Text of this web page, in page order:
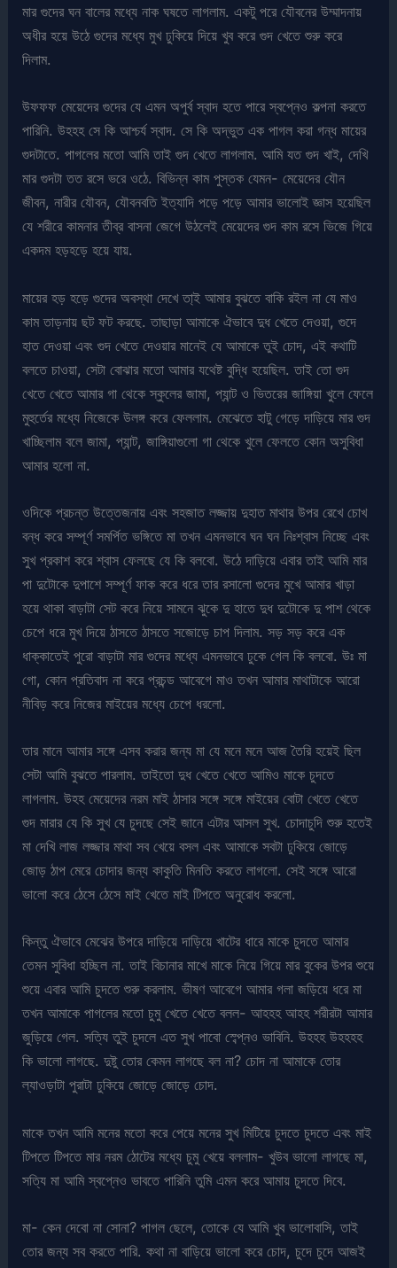
মার গুদের ঘন বালের মধ্যে নাক ঘষতে লাগলাম. একটু পরে যৌবনের উম্মাদনায়
অধীর হয়ে উঠে গুদের মধ্যে মুখ ঢুকিয়ে দিয়ে খুব করে গুদ খেতে শুরু করে
দিলাম.
উফফফ মেয়েদের গুদের যে এমন অপুর্ব স্বাদ হতে পারে স্বপ্নেও কল্পনা করতে
পারিনি. উহহহ সে কি আশ্চর্য স্বাদ. সে কি অদ্ভুত এক পাগল করা গন্ধ মায়ের
গুদটাতে. পাগলের মতো আমি তাই গুদ খেতে লাগলাম. আমি যত গুদ খাই, দেখি
মার গুদটা তত রসে ভরে ওঠে. বিভিন্ন কাম পুস্তক যেমন- মেয়েদের যৌন
জীবন, নারীর যৌবন, যৌবনবতি ইত্যাদি পড়ে পড়ে আমার ভালোই জ্ঞাস হয়েছিল
যে শরীরে কামনার তীব্র বাসনা জেগে উঠলেই মেয়েদের গুদ কাম রসে ভিজে গিয়ে
একদম হড়হড়ে হয়ে যায়.
মায়ের হড় হড়ে গুদের অবস্থা দেখে তা্ই আমার বুঝতে বাকি রইল না যে মাও
কাম তাড়নায় ছট ফট করছে. তাছাড়া আমাকে ঐভাবে দুধ খেতে দেওয়া, গুদে
হাত দেওয়া এবং গুদ খেতে দেওয়ার মানেই যে আমাকে তুই চোদ, এই কথাটি
বলতে চাওয়া, সেটা বোঝার মতো আমার যথেষ্ট বুদ্ধি হয়েছিল. তাই তো গুদ
খেতে খেতে আমার গা থেকে স্কুলের জামা, প্যান্ট ও ভিতরের জাঙ্গিয়া খুলে ফেলে
মুহুর্তের মধ্যে নিজেকে উলঙ্গ করে ফেললাম. মেঝেতে হাটু গেড়ে দাড়িয়ে মার গুদ
খাচ্ছিলাম বলে জামা, প্যান্ট, জাঙ্গিয়াগুলো গা থেকে খুলে ফেলতে কোন অসুবিধা
আমার হলো না.
ওদিকে প্রচন্ত উত্তেজনায় এবং সহজাত লজ্জায় দুহাত মাথার উপর রেখে চোখ
বন্ধ করে সম্পূর্ণ সমর্পিত ভঙ্গিতে মা তখন এমনভাবে ঘন ঘন নিঃশ্বাস নিচ্ছে এবং
সুখ প্রকাশ করে শ্বাস ফেলছে যে কি বলবো. উঠে দাড়িয়ে এবার তাই আমি মার
পা দুটোকে দুপাশে সম্পূর্ণ ফাক করে ধরে তার রসালো গুদের মুখে আমার খাড়া
হয়ে থাকা বাড়াটা সেট করে নিয়ে সামনে ঝুকে দু হাতে দুধ দুটোকে দু পাশ থেকে
চেপে ধরে মুখ দিয়ে ঠাসতে ঠাসতে সজোড়ে চাপ দিলাম. সড় সড় করে এক
ধাক্কাতেই পুরো বাড়াটা মার গুদের মধ্যে এমনভাবে ঢুকে গেল কি বলবো. উঃ মা
গো, কোন প্রতিবাদ না করে প্রচন্ড আবেগে মাও তখন আমার মাথাটাকে আরো
নীবিড় করে নিজের মাইয়ের মধ্যে চেপে ধরলো.
তার মানে আমার সঙ্গে এসব করার জন্য মা যে মনে মনে আজ তৈরি হয়েই ছিল
সেটা আমি বুঝতে পারলাম. তাইতো দুধ খেতে খেতে আমিও মাকে চুদতে
লাগলাম. উহহ মেয়েদের নরম মাই ঠাসার সঙ্গে সঙ্গে মাইয়ের বোটা খেতে খেতে
গুদ মারার যে কি সুখ যে চুদছে সেই জানে এটার আসল সুখ. চোদাচুদি শুরু হতেই
মা দেখি লাজ লজ্জার মাথা সব খেয়ে বসল এবং আমাকে সবটা ঢুকিয়ে জোড়ে
জোড় ঠাপ মেরে চোদার জন্য কাকুতি মিনতি করতে লাগলো. সেই সঙ্গে আরো
ভালো করে ঠেসে ঠেসে মাই খেতে মাই টিপতে অনুরোধ করলো.
কিন্তু ঐভাবে মেঝের উপরে দাড়িয়ে দাড়িয়ে খাটের ধারে মাকে চুদতে আমার
তেমন সুবিধা হচ্ছিল না. তাই বিচানার মাখে মাকে নিয়ে গিয়ে মার বুকের উপর শুয়ে
শুয়ে এবার আমি চুদতে শুরু করলাম. ভীষণ আবেগে আমার গলা জড়িয়ে ধরে মা
তখন আমাকে পাগলের মতো চুমু খেতে খেতে বলল- আহহহ আহহ শরীরটা আমার
জুড়িয়ে গেল. সত্যি তুই চুদলে এত সুখ পাবো স্ব্প্নেও ভাবিনি. উহহহ উহহহহ
কি ভালো লাগছে. দুষ্টু তোর কেমন লাগছে বল না? চোদ না আমাকে তোর
ল্যাওড়াটা পুরাটা ঢুকিয়ে জোড়ে জোড়ে চোদ.
মাকে তখন আমি মনের মতো করে পেয়ে মনের সুখ মিটিয়ে চুদতে চুদতে এবং মাই
টিপতে টিপতে মার নরম ঠোটের মধ্যে চুমু খেয়ে বললাম- খুউব ভালো লাগছে মা,
সত্যি মা আমি স্বপ্নেও ভাবতে পারিনি তুমি এমন করে আমায় চুদতে দিবে.
মা- কেন দেবো না সোনা? পাগল ছেলে, তোকে যে আমি খুব ভালোবাসি, তাই
তোর জন্য সব করতে পারি. কথা না বাড়িয়ে ভালো করে চোদ, চুদে চুদে আজই